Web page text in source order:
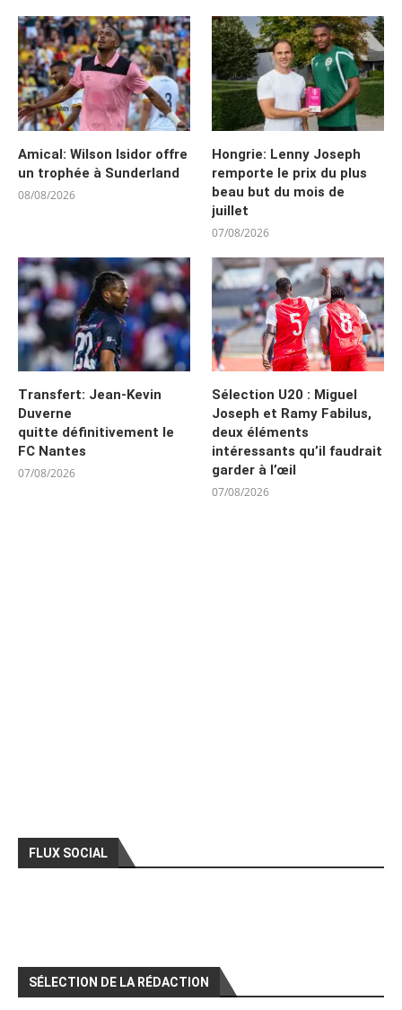
Amical: Wilson Isidor offre
un trophée à Sunderland
08/08/2026
Hongrie: Lenny Joseph
remporte le prix du plus
beau but du mois de
juillet
07/08/2026
Transfert: Jean-Kevin
Duverne
quitte définitivement le
FC Nantes
07/08/2026
Sélection U20 : Miguel
Joseph et Ramy Fabilus,
deux éléments
intéressants qu’il faudrait
garder à l’œil
07/08/2026
FLUX SOCIAL
SÉLECTION DE LA RÉDACTION